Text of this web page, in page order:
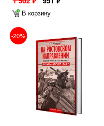
В корзину
-20%